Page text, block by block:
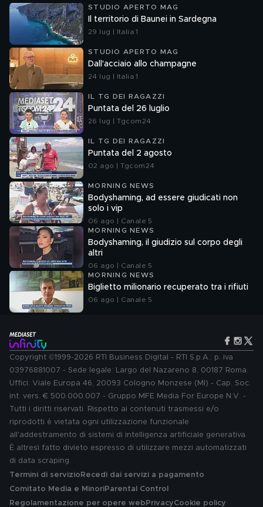
STUDIO APERTO MAG
Il territorio di Baunei in Sardegna
29 lug | Italia 1
STUDIO APERTO MAG
Dall'acciaio allo champagne
24 lug | Italia 1
IL TG DEI RAGAZZI
Puntata del 26 luglio
26 lug | Tgcom24
IL TG DEI RAGAZZI
Puntata del 2 agosto
02 ago | Tgcom24
MORNING NEWS
Bodyshaming, ad essere giudicati non
solo i vip
06 ago | Canale 5
MORNING NEWS
Bodyshaming, il giudizio sul corpo degli
altri
06 ago | Canale 5
MORNING NEWS
Biglietto milionario recuperato tra i rifiuti
06 ago | Canale 5
Copyright ©1999-2026 RTI Business Digital - RTI S.p.A.: p. iva
03976881007 - Sede legale: Largo del Nazareno 8, 00187 Roma.
Uffici: Viale Europa 46, 20093 Cologno Monzese (MI) - Cap. Soc.
int. vers. € 500.000.007 - Gruppo MFE Media For Europe N.V. -
Tutti i diritti riservati. Rispetto ai contenuti trasmessi e/o
riprodotti è vietata ogni utilizzazione funzionale
all'addestramento di sistemi di intelligenza artificiale generativa.
È altresì fatto divieto espresso di utilizzare mezzi automatizzati
di data scraping.
Termini di servizio Recedi dai servizi a pagamento
Comitato Media e MinoriParental Control
Regolamentazione per opere web PrivacyCookie policy